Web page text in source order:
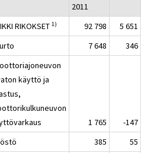
2011
RIKOKSET1) 92 798 5 651
7 648 346
käyttö ja
1 765 -147
385 55